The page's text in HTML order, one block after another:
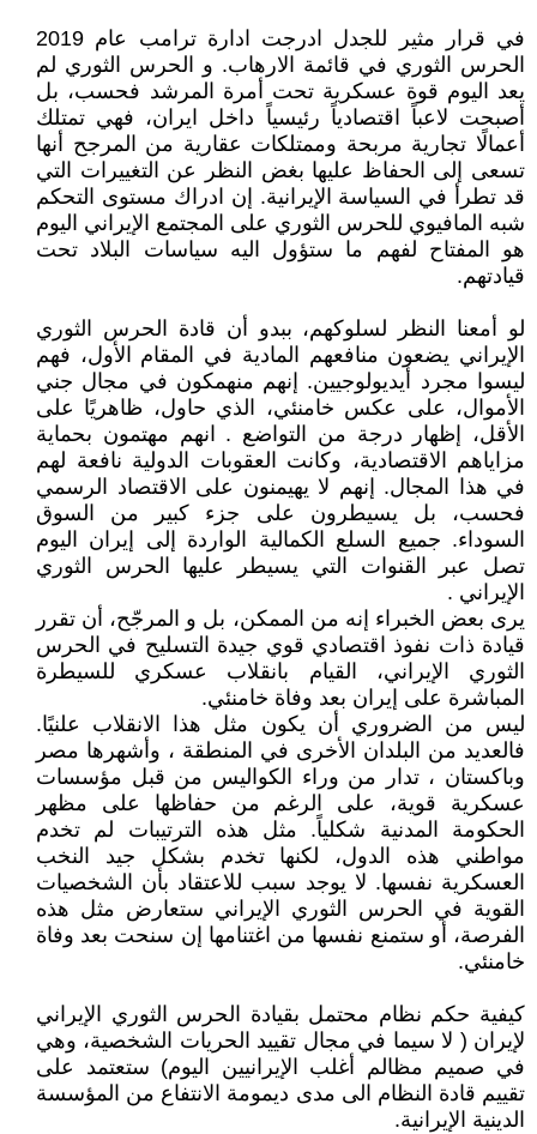
في قرار مثير للجدل ادرجت ادارة ترامب عام 2019
الحرس الثوري في قائمة الارهاب. و الحرس الثوري لم
يعد اليوم قوة عسكرية تحت أمرة المرشد فحسب، بل
أصبحت لاعباً اقتصادياً رئيسياً داخل ايران، فهي تمتلك
أعمالًا تجارية مربحة وممتلكات عقارية من المرجح أنها
تسعى إلى الحفاظ عليها بغض النظر عن التغييرات التي
قد تطرأ في السياسة الإيرانية. إن ادراك مستوى التحكم
شبه المافيوي للحرس الثوري على المجتمع الإيراني اليوم
هو المفتاح لفهم ما ستؤول اليه سياسات البلاد تحت
قيادتهم.
لو أمعنا النظر لسلوكهم، ببدو أن قادة الحرس الثوري
الإيراني يضعون منافعهم المادية في المقام الأول، فهم
ليسوا مجرد أيديولوجيين. إنهم منهمكون في مجال جني
الأموال، على عكس خامنئي، الذي حاول، ظاهريًا على
الأقل، إظهار درجة من التواضع . انهم مهتمون بحماية
مزاياهم الاقتصادية، وكانت العقوبات الدولية نافعة لهم
في هذا المجال. إنهم لا يهيمنون على الاقتصاد الرسمي
فحسب، بل يسيطرون على جزء كبير من السوق
السوداء. جميع السلع الكمالية الواردة إلى إيران اليوم
تصل عبر القنوات التي يسيطر عليها الحرس الثوري
الإيراني .
يرى بعض الخبراء إنه من الممكن، بل و المرجّح، أن تقرر
قيادة ذات نفوذ اقتصادي قوي جيدة التسليح في الحرس
الثوري الإيراني، القيام بانقلاب عسكري للسيطرة
المباشرة على إيران بعد وفاة خامنئي.
ليس من الضروري أن يكون مثل هذا الانقلاب علنيًا.
فالعديد من البلدان الأخرى في المنطقة ، وأشهرها مصر
وباكستان ، تدار من وراء الكواليس من قبل مؤسسات
عسكرية قوية، على الرغم من حفاظها على مظهر
الحكومة المدنية شكلياً. مثل هذه الترتيبات لم تخدم
مواطني هذه الدول، لكنها تخدم بشكل جيد النخب
العسكرية نفسها. لا يوجد سبب للاعتقاد بأن الشخصيات
القوية في الحرس الثوري الإيراني ستعارض مثل هذه
الفرصة، أو ستمنع نفسها من اغتنامها إن سنحت بعد وفاة
خامنئي.
كيفية حكم نظام محتمل بقيادة الحرس الثوري الإيراني
لإيران ( لا سيما في مجال تقييد الحريات الشخصية، وهي
في صميم مظالم أغلب الإيرانيين اليوم) ستعتمد على
تقييم قادة النظام الى مدى ديمومة الانتفاع من المؤسسة
الدينية الإيرانية.